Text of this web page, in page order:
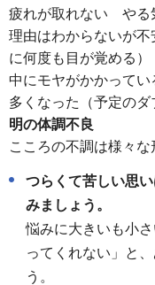
疲れが取れない や
理由はわからないが
に何度も目が覚める
中にモヤがかかって
多くなった（予定のダ
明の体調不良
こころの不調は様々な
つらくて苦しい思
みましょう。
悩みに大きいも小
ってくれない」と
う。